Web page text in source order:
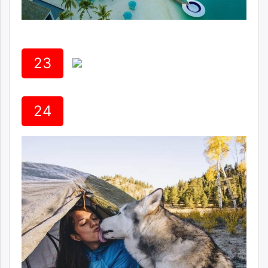
23
24